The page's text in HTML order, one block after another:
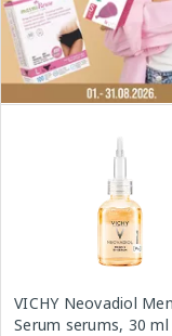
VICHY Neovadiol
Serum serums, 30 ml